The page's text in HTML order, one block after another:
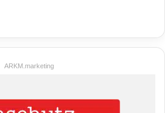
ARKM.marketing